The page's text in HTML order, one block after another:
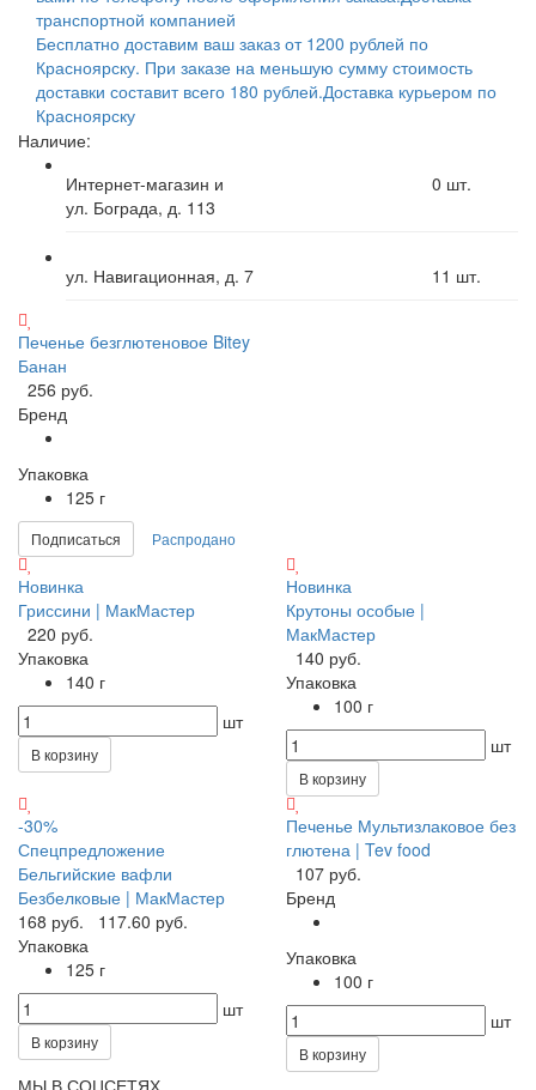
транспортной компанией
Бесплатно доставим ваш заказ от 1200 рублей по
Красноярску. При заказе на меньшую сумму стоимость
доставки составит всего 180 рублей.Доставка курьером по
Красноярску
Наличие:
Интернет-магазин и
ул. Бограда, д. 113
0 шт.
ул. Навигационная, д. 7 11 шт.
Печенье безглютеновое Bitey
Банан
256 руб.
Бренд
Упаковка
125 г
Подписаться Распродано
Новинка
Гриссини | МакМастер
220 руб.
Упаковка
140 г
шт
В корзину
Новинка
Крутоны особые |
МакМастер
140 руб.
Упаковка
100 г
шт
В корзину
-30%
Спецпредложение
Бельгийские вафли
Безбелковые | МакМастер
168 руб.
117.60 руб.
Упаковка
125 г
шт
В корзину
Печенье Мультизлаковое без
глютена | Tev food
107 руб.
Бренд
Упаковка
100 г
шт
В корзину
МЫ В СОЦСЕТЯХ